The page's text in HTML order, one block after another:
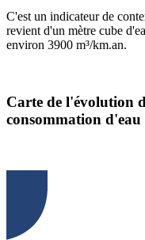
C'est un indicateur de
revient d'un mètre cube
environ 3900 m³/km.an.
Carte de l'évolution
consommation